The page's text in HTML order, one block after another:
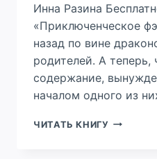
Инна Разина
«Приключенческое
назад по вине
родителей. А теперь,
содержание,
началом одного из
ЧИТАТЬ КНИГУ ЖЕНА